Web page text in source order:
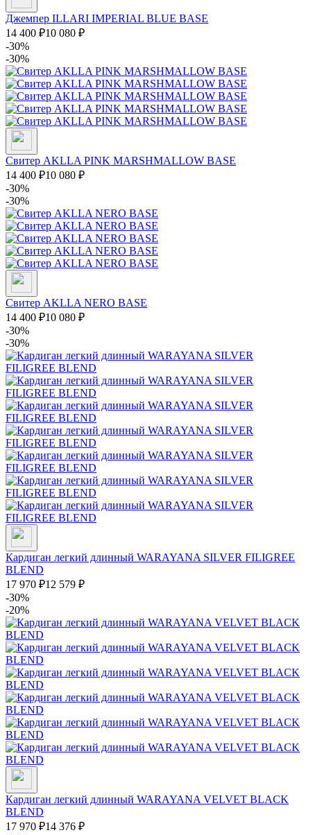
Джемпер ILLARI IMPERIAL BLUE BASE
14 400 ₽10 080 ₽
-30%
-30%
Свитер AKLLA PINK MARSHMALLOW BASE
14 400 ₽10 080 ₽
-30%
-30%
Свитер AKLLA NERO BASE
14 400 ₽10 080 ₽
-30%
-30%
Кардиган легкий длинный WARAYANA SILVER FILIGREE
BLEND
17 970 ₽12 579 ₽
-30%
-20%
Кардиган легкий длинный WARAYANA VELVET BLACK
BLEND
17 970 ₽14 376 ₽